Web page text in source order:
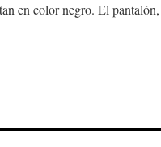
en color negro. El pantalón,